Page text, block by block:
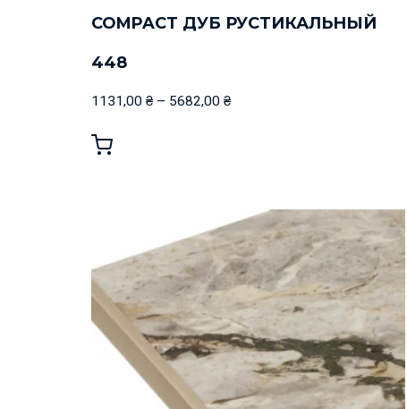
COMPACT ДУБ РУСТИКАЛЬНЫЙ
448
1131,00 ₴– 5682,00 ₴